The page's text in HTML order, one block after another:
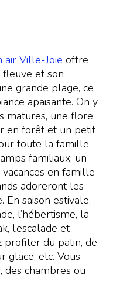
air Ville-Joie offre
et son
grande plage, ce
apaisante. On y
matures, une flore
en forêt et un petit
toute la famille
familiaux, un
en famille
adoreront les
En saison estivale,
l’hébertisme, la
l’escalade et
profiter du patin, de
glace, etc. Vous
des chambres ou